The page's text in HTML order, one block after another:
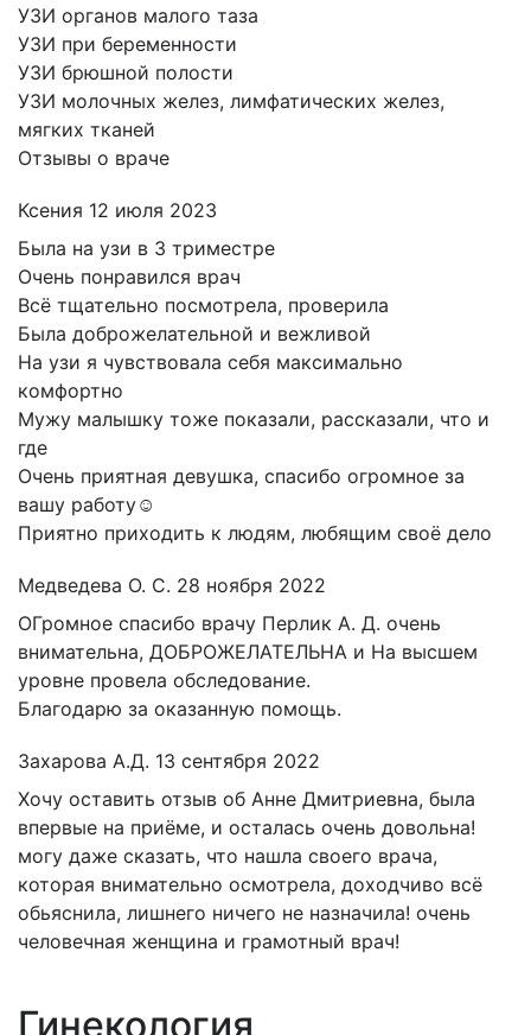
УЗИ органов малого таза
УЗИ при беременности
УЗИ брюшной полости
УЗИ молочных желез, лимфатических желез,
мягких тканей
Отзывы о враче
Ксения 12 июля 2023
Была на узи в 3 триместре
Очень понравился врач
Всё тщательно посмотрела, проверила
Была доброжелательной и вежливой
На узи я чувствовала себя максимально
комфортно
Мужу малышку тоже показали, рассказали, что и
где
Очень приятная девушка, спасибо огромное за
вашу работу☺️
Приятно приходить к людям, любящим своё дело
Медведева О. С. 28 ноября 2022
ОГромное спасибо врачу Перлик А. Д. очень
внимательна, ДОБРОЖЕЛАТЕЛЬНА и На высшем
уровне провела обследование.
Благодарю за оказанную помощь.
Захарова А.Д. 13 сентября 2022
Хочу оставить отзыв об Анне Дмитриевна, была
впервые на приёме, и осталась очень довольна!
могу даже сказать, что нашла своего врача,
которая внимательно осмотрела, доходчиво всё
обьяснила, лишнего ничего не назначила! очень
человечная женщина и грамотный врач!
Гинекология